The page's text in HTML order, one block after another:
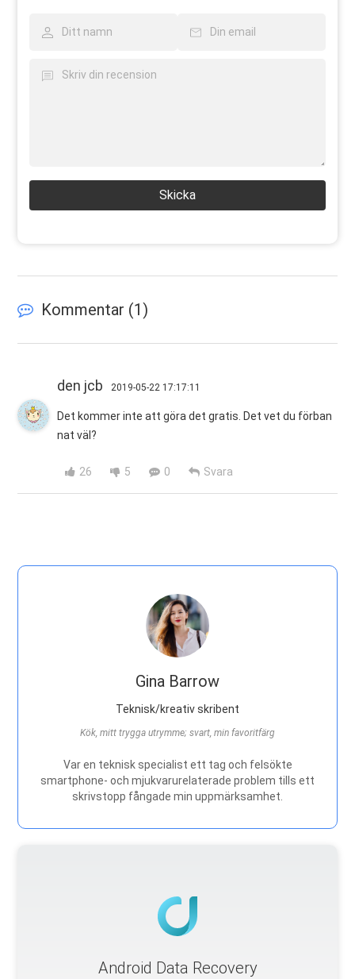
Skicka
Kommentar (1)
den jcb 2019-05-22 17:17:11
Det kommer inte att göra det gratis. Det vet du förban
nat väl?
26 5 0 Svara
Gina Barrow
Teknisk/kreativ skribent
Kök, mitt trygga utrymme; svart, min favoritfärg
Var en teknisk specialist ett tag och felsökte
smartphone- och mjukvarurelaterade problem tills ett
skrivstopp fångade min uppmärksamhet.
Android Data Recovery